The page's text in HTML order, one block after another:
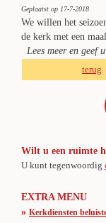
Geplaatst op 17-7-2018
We willen het
de kerk met een
Lees meer en geef
terug
Wilt u een ruimte
U kunt tegenwoordig
EXTRA MENU
» Kerkdiensten